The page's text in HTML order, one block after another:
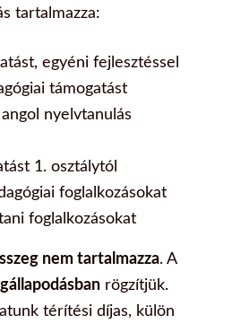
tartalmazza:
egyéni fejlesztéssel
támogatást
nyelvtanulás
1. osztálytól
foglalkozásokat
foglalkozásokat
nem tartalmazza. A
rögzítjük.
térítési díjas, külön